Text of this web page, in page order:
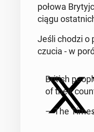
połowa
ciągu
Jeśli chodzi o
czu­cia - w
British
of their
— The